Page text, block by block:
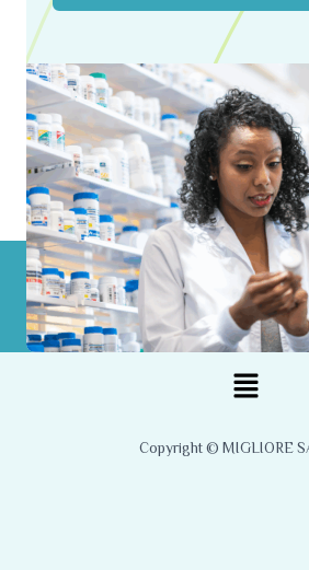
Menu
Copyright © MIGLIORE